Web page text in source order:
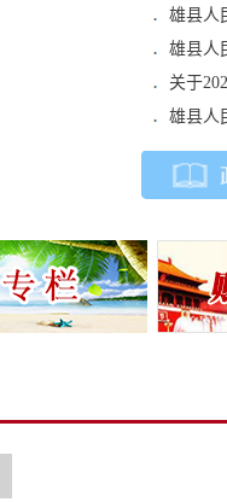
雄县人
雄县人
关于
雄县人